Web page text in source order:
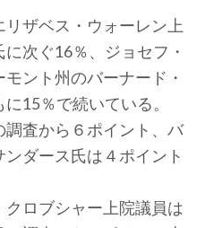
ザベス・ウォーレン上
次ぐ16％、ジョセフ・
ント州のバーナード・
15％で続いている。
査から６ポイント、バ
ダース氏は４ポイント
ロブシャー上院議員は